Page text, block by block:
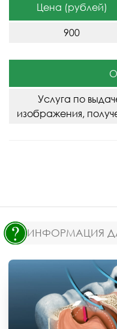
Цена (рублей)
900
Услуга по
изображения,
ИНФОРМАЦИЯ